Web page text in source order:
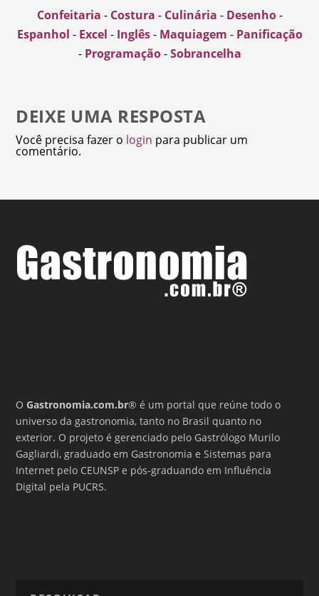
Confeitaria - Costura - Culinária - Desenho-
Espanhol - Excel - Inglês- Maquiagem - Panificação
- Programação-Sobrancelha
DEIXE UMA RESPOSTA
Você precisa fazer o login para publicar um
comentário.
OGastronomia.com.br® é um portal que reúne todo o
universo da gastronomia, tanto no Brasil quanto no
exterior. O projeto é gerenciado pelo Gastrólogo Murilo
Gagliardi, graduado em Gastronomia e Sistemas para
Internet pelo CEUNSP e pós-graduando em Influência
Digital pela PUCRS.